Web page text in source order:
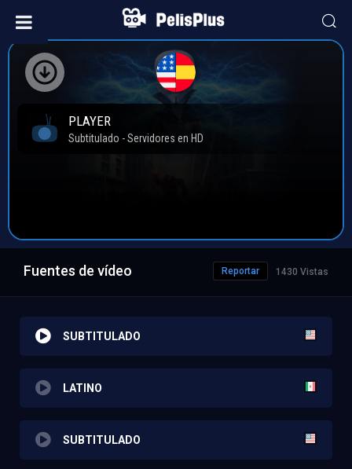
Fuentes de vídeo 1430 Vistas
Reportar
SUBTITULADO
LATINO
SUBTITULADO